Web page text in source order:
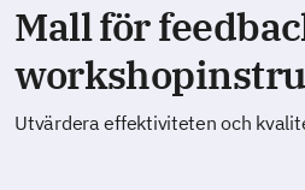
Mall för
Utvärdera effektiviteten och